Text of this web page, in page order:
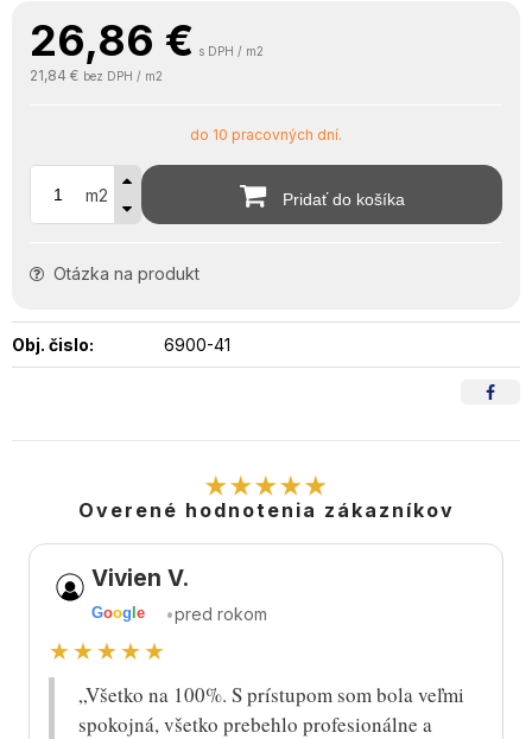
26,86 € s DPH / m2
21,84 € bez DPH / m2
do 10 pracovných dní.
m2 Pridať do košíka
Otázka na produkt
Obj. čislo: 6900-41
★★★★★
Overené hodnotenia zákazníkov
Vivien V.
Goog le •pred rokom
★★★★★
„Všetko na 100%. S prístupom som bola veľmi
spokojná, všetko prebehlo profesionálne a